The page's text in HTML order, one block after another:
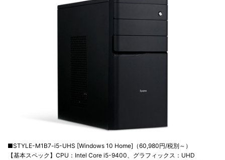
■STYLE-M1B7-i5-UHS [Windows 10 Home]（60,980円/税別～）
【基本スペック】CPU：Intel Core i5-9400、グラフィックス：UHD